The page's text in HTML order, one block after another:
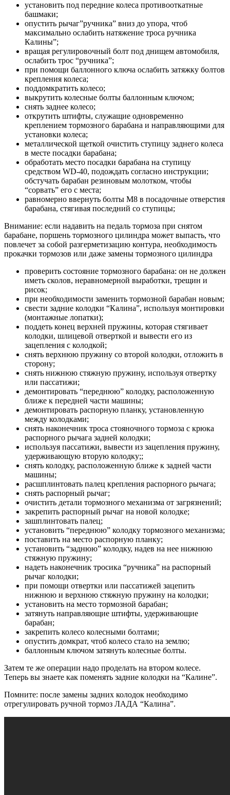
установить под передние колеса противооткатные
башмаки;
опустить рычаг”ручника” вниз до упора, чтоб
максимально ослабить натяжение троса ручника
Калины”;
вращая регулировочный болт под днищем автомобиля,
ослабить трос “ручника”;
при помощи баллонного ключа ослабить затяжку болтов
крепления колеса;
поддомкратить колесо;
выкрутить колесные болты баллонным ключом;
снять заднее колесо;
открутить штифты, служащие одновременно
креплением тормозного барабана и направляющими для
установки колеса;
металлической щеткой очистить ступицу заднего колеса
в месте посадки барабана;
обработать место посадки барабана на ступицу
средством WD-40, подождать согласно инструкции;
обстучать барабан резиновым молотком, чтобы
“сорвать” его с места;
равномерно ввернуть болты М8 в посадочные отверстия
барабана, стягивая последний со ступицы;
Внимание: если надавить на педаль тормоза при снятом
барабане, поршень тормозного цилиндра может выпасть, что
повлечет за собой разгерметизацию контура, необходимость
прокачки тормозов или даже замены тормозного цилиндра
проверить состояние тормозного барабана: он не должен
иметь сколов, неравномерной выработки, трещин и
рисок;
при необходимости заменить тормозной барабан новым;
свести задние колодки “Калина”, используя монтировки
(монтажные лопатки);
поддеть конец верхней пружины, которая стягивает
колодки, шлицевой отверткой и вывести его из
зацепления с колодкой;
снять верхнюю пружину со второй колодки, отложить в
сторону;
снять нижнюю стяжную пружину, используя отвертку
или пассатижи;
демонтировать “переднюю” колодку, расположенную
ближе к передней части машины;
демонтировать распорную планку, установленную
между колодками;
снять наконечник троса стояночного тормоза с крюка
распорного рычага задней колодки;
используя пассатижи, вывести из зацепления пружину,
удерживающую вторую колодку;;
снять колодку, расположенную ближе к задней части
машины;
расшплинтовать палец крепления распорного рычага;
снять распорный рычаг;
очистить детали тормозного механизма от загрязнений;
закрепить распорный рычаг на новой колодке;
зашплинтовать палец;
установить “переднюю” колодку тормозного механизма;
поставить на место распорную планку;
установить “заднюю” колодку, надев на нее нижнюю
стяжную пружину;
надеть наконечник тросика “ручника” на распорный
рычаг колодки;
при помощи отвертки или пассатижей зацепить
нижнюю и верхнюю стяжную пружину на колодки;
установить на место тормозной барабан;
затянуть направляющие штифты, удерживающие
барабан;
закрепить колесо колесными болтами;
опустить домкрат, чтоб колесо стало на землю;
баллонным ключом затянуть колесные болты.
Затем те же операции надо проделать на втором колесе.
Теперь вы знаете как поменять задние колодки на “Калине”.
Помните: после замены задних колодок необходимо
отрегулировать ручной тормоз ЛАДА “Калина”.